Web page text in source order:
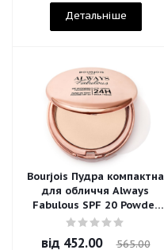
Детальніше
Bourjois Пудра компактна
для обличчя Always
Fabulous SPF 20 Powder
Foundation
від 452.00 565.00